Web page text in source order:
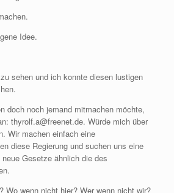
Idee.
sehen und ich konnte diesen lustigen
doch noch jemand mitmachen möchte,
thyrolf.a@freenet.de. Würde mich über
Wir machen einfach eine
diese Regierung und suchen uns eine
Gesetze ähnlich die des
Wo wenn nicht hier? Wer wenn nicht wir?